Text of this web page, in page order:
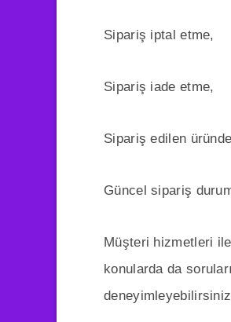
Sipariş iptal etme,
Sipariş iade etme,
Sipariş edilen
Güncel sipariş
Müşteri hizmetleri
konularda da